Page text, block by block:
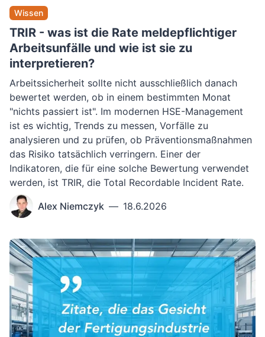
Wissen
TRIR - was ist die Rate meldepflichtiger
Arbeitsunfälle und wie ist sie zu
interpretieren?
Arbeitssicherheit sollte nicht ausschließlich danach
bewertet werden, ob in einem bestimmten Monat
"nichts passiert ist". Im modernen HSE-Management
ist es wichtig, Trends zu messen, Vorfälle zu
analysieren und zu prüfen, ob Präventionsmaßnahmen
das Risiko tatsächlich verringern. Einer der
Indikatoren, die für eine solche Bewertung verwendet
werden, ist TRIR, die Total Recordable Incident Rate.
Alex Niemczyk — 18.6.2026